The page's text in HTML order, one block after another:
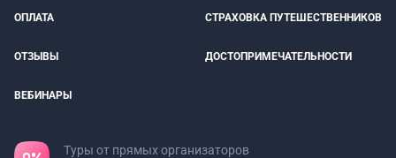
ОПЛАТА СТРАХОВКА ПУТЕШЕСТВЕННИКОВ
ОТЗЫВЫ ДОСТОПРИМЕЧАТЕЛЬНОСТИ
ВЕБИНАРЫ
Туры от прямых организаторов